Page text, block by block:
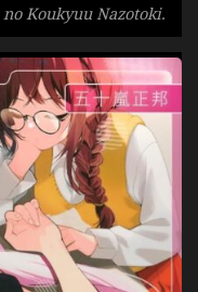
Koukyuu Nazotoki.